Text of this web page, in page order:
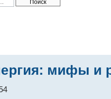
мифы и